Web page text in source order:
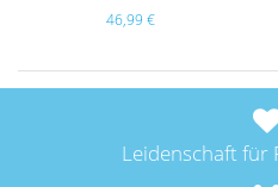
46,99 €
Leidenschaft für